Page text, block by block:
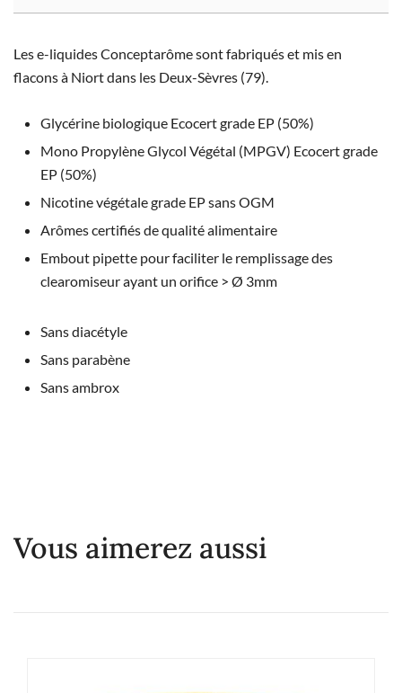
Les e-liquides Conceptarôme sont fabriqués et mis en
flacons à Niort dans les Deux-Sèvres (79).
Glycérine biologique Ecocert grade EP (50%)
Mono Propylène Glycol Végétal (MPGV) Ecocert grade
EP (50%)
Nicotine végétale grade EP sans OGM
Arômes certifiés de qualité alimentaire
Embout pipette pour faciliter le remplissage des
clearomiseur ayant un orifice > Ø 3mm
Sans diacétyle
Sans parabène
Sans ambrox
Vous aimerez aussi